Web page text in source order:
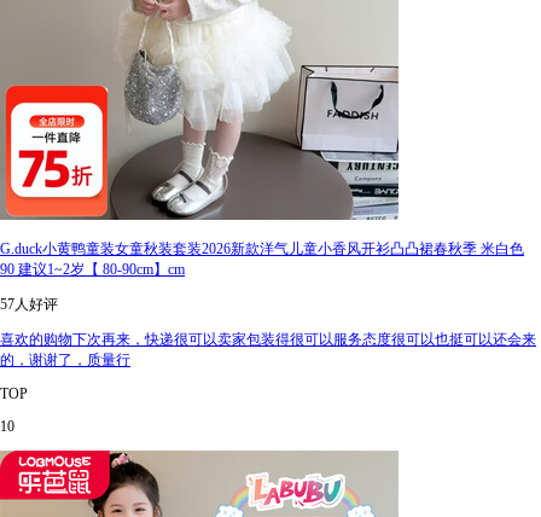
G.duck小黄鸭童装女童秋装套装2026新款洋气儿童小香风开衫凸凸裙春秋季 米白色
90 建议1~2岁【 80-90cm】cm
57人好评
喜欢的购物下次再来，快递很可以卖家包装得很可以服务态度很可以也挺可以还会来
的，谢谢了，质量行
TOP
10